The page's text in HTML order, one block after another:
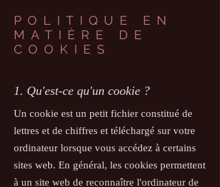
POLITIQUE EN
MATIÈRE DE
COOKIES
1. Qu'est-ce qu'un cookie ?
Un cookie est un petit fichier constitué de
lettres et de chiffres et téléchargé sur votre
ordinateur lorsque vous accédez à certains
sites web. En général, les cookies permettent
à un site web de reconnaître l'ordinateur de